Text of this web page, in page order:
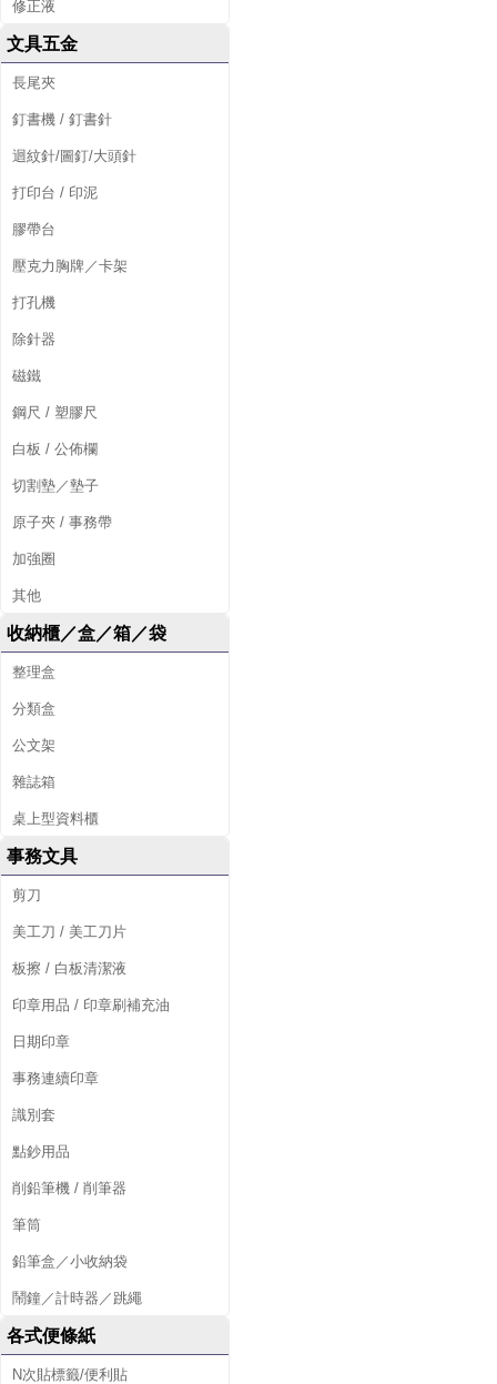
修正液
文具五金
長尾夾
釘書機 / 釘書針
迴紋針/圖釘/大頭針
打印台 / 印泥
膠帶台
壓克力胸牌／卡架
打孔機
除針器
磁鐵
鋼尺 / 塑膠尺
白板 / 公佈欄
切割墊／墊子
原子夾 / 事務帶
加強圈
其他
收納櫃／盒／箱／袋
整理盒
分類盒
公文架
雜誌箱
桌上型資料櫃
事務文具
剪刀
美工刀 / 美工刀片
板擦 / 白板清潔液
印章用品 / 印章刷補充油
日期印章
事務連續印章
識別套
點鈔用品
削鉛筆機 / 削筆器
筆筒
鉛筆盒／小收納袋
鬧鐘／計時器／跳繩
各式便條紙
N次貼標籤/便利貼